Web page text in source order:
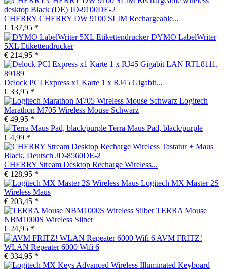
CHERRY CHERRY DW 9100 SLIM Rechargeable...
€ 137,95 *
DYMO LabelWriter
5XL Etikettendrucker
€ 214,95 *
Delock PCI Express x1 Karte 1 x RJ45 Gigabit...
€ 33,95 *
Logitech
Marathon M705 Wireless Mouse Schwarz
€ 49,95 *
Terra Maus Pad, black/purple
€ 4,99 *
CHERRY Stream Desktop Recharge Wireless...
€ 128,95 *
Logitech MX Master 2S
Wireless Maus
€ 203,45 *
TERRA Mouse
NBM1000S Wireless Silber
€ 24,95 *
AVM FRITZ!
WLAN Repeater 6000 Wifi 6
€ 334,95 *